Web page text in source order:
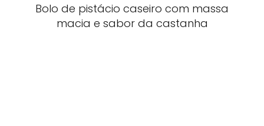
Bolo de pistácio caseiro com massa
macia e sabor da castanha